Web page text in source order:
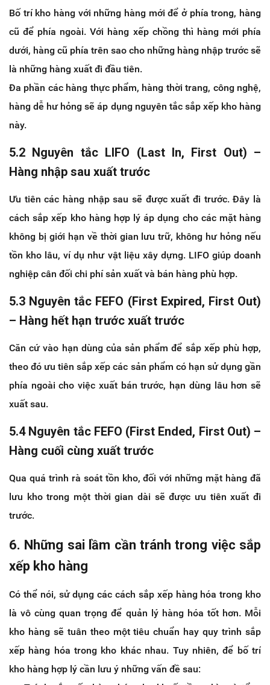
Bố trí kho hàng với những hàng mới để ở phía trong, hàng
cũ để phía ngoài. Với hàng xếp chồng thì hàng mới phía
dưới, hàng cũ phía trên sao cho những hàng nhập trước sẽ
là những hàng xuất đi đầu tiên.
Đa phần các hàng thực phẩm, hàng thời trang, công nghệ,
hàng dễ hư hỏng sẽ áp dụng nguyên tắc sắp xếp kho hàng
này.
5.2 Nguyên tắc LIFO (Last In, First Out) –
Hàng nhập sau xuất trước
Ưu tiên các hàng nhập sau sẽ được xuất đi trước. Đây là
cách sắp xếp kho hàng hợp lý áp dụng cho các mặt hàng
không bị giới hạn về thời gian lưu trữ, không hư hỏng nếu
tồn kho lâu, ví dụ như vật liệu xây dựng. LIFO giúp doanh
nghiệp cân đối chi phí sản xuất và bán hàng phù hợp.
5.3 Nguyên tắc FEFO (First Expired, First Out)
– Hàng hết hạn trước xuất trước
Căn cứ vào hạn dùng của sản phẩm để sắp xếp phù hợp,
theo đó ưu tiên sắp xếp các sản phẩm có hạn sử dụng gần
phía ngoài cho việc xuất bán trước, hạn dùng lâu hơn sẽ
xuất sau.
5.4 Nguyên tắc FEFO (First Ended, First Out) –
Hàng cuối cùng xuất trước
Qua quá trình rà soát tồn kho, đối với những mặt hàng đã
lưu kho trong một thời gian dài sẽ được ưu tiên xuất đi
trước.
6. Những sai lầm cần tránh trong việc sắp
xếp kho hàng
Có thể nói, sử dụng các cách sắp xếp hàng hóa trong kho
là vô cùng quan trọng để quản lý hàng hóa tốt hơn. Mỗi
kho hàng sẽ tuân theo một tiêu chuẩn hay quy trình sắp
xếp hàng hóa trong kho khác nhau. Tuy nhiên, để bố trí
kho hàng hợp lý cần lưu ý những vấn đề sau: